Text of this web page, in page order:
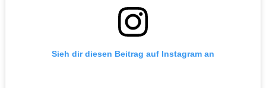
Sieh dir diesen Beitrag auf Instagram an